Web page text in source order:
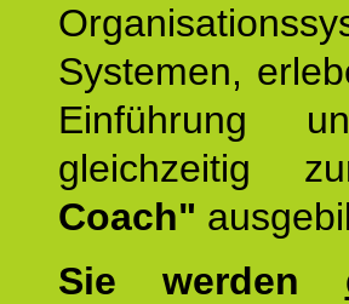
Systemen,
Einführung
gleichzeitig
Coach"
Sie werden